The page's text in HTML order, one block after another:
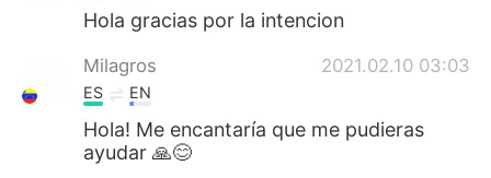
Hola gracias por la intencion
Milagros 2021.02.10 03:03
ES EN
Hola! Me encantaría que me pudieras
ayudar 🙏😊